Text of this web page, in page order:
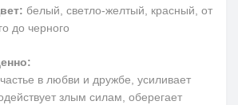
белый, светло-желтый, красный, от
до черного
в любви и дружбе, усиливает
злым силам, оберегает